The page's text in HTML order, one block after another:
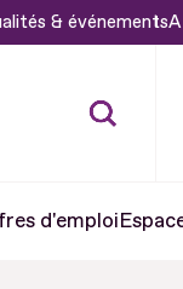
& événements
d'emploi